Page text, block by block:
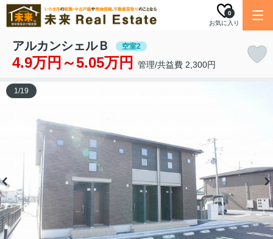
お気に入り
0
アルカンシェルＢ 空室2
4.9万円～5.05万円 管理/共益費 2,300円
1/19